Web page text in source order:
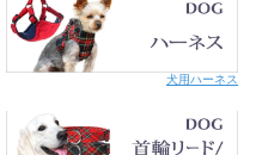
犬用ハーネス